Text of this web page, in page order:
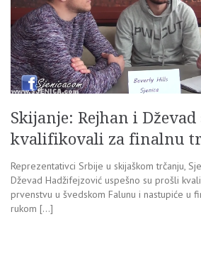
Skijanje: Rejhan i Dževad
kvalifikovali za finalnu
Reprezentativci Srbije u skijaškom trčanju,
Dževad Hadžifejzović uspešno su prošli
prvenstvu u švedskom Falunu i nastupiće u
rukom […]